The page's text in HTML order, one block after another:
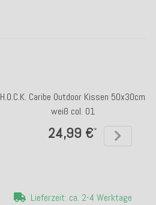
H.O.C.K. Caribe Outdoor Kissen 50x30cm
weiß col. 01
24,99 €*
Lieferzeit: ca. 2-4 Werktage